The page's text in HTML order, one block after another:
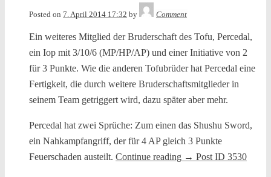
Posted on 7. April 2014 17:32 by
Comment
Ein weiteres Mitglied der Bruderschaft des Tofu, Percedal,
ein Iop mit 3/10/6 (MP/HP/AP) und einer Initiative von 2
für 3 Punkte. Wie die anderen Tofubrüder hat Percedal eine
Fertigkeit, die durch weitere Bruderschaftsmitglieder in
seinem Team getriggert wird, dazu später aber mehr.
Percedal hat zwei Sprüche: Zum einen das Shushu Sword,
ein Nahkampfangriff, der für 4 AP gleich 3 Punkte
Feuerschaden austeilt. Continue reading → Post ID 3530